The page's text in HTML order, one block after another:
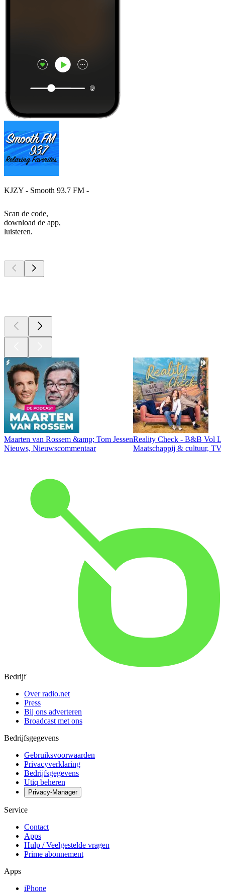
KJZY - Smooth 93.7 FM -
Scan de code,
download de app,
luisteren.
Maarten van Rossem &amp; Tom Jessen
Nieuws, Nieuwscommentaar
Reality Check - B&B Vol
Maatschappij & cultuur,
Bedrijf
Over radio.net
Press
Bij ons adverteren
Broadcast met ons
Bedrijfsgegevens
Gebruiksvoorwaarden
Privacyverklaring
Bedrijfsgegevens
Utiq beheren
Privacy-Manager
Service
Contact
Apps
Hulp / Veelgestelde vragen
Prime abonnement
Apps
iPhone